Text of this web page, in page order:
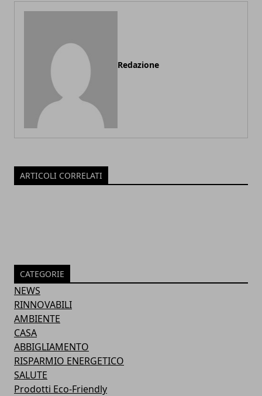
Redazione
ARTICOLI CORRELATI
CATEGORIE
NEWS
RINNOVABILI
AMBIENTE
CASA
ABBIGLIAMENTO
RISPARMIO ENERGETICO
SALUTE
Prodotti Eco-Friendly